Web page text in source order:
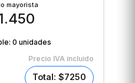
mayorista
0 unidades
Precio IVA incluido
Total: $7250